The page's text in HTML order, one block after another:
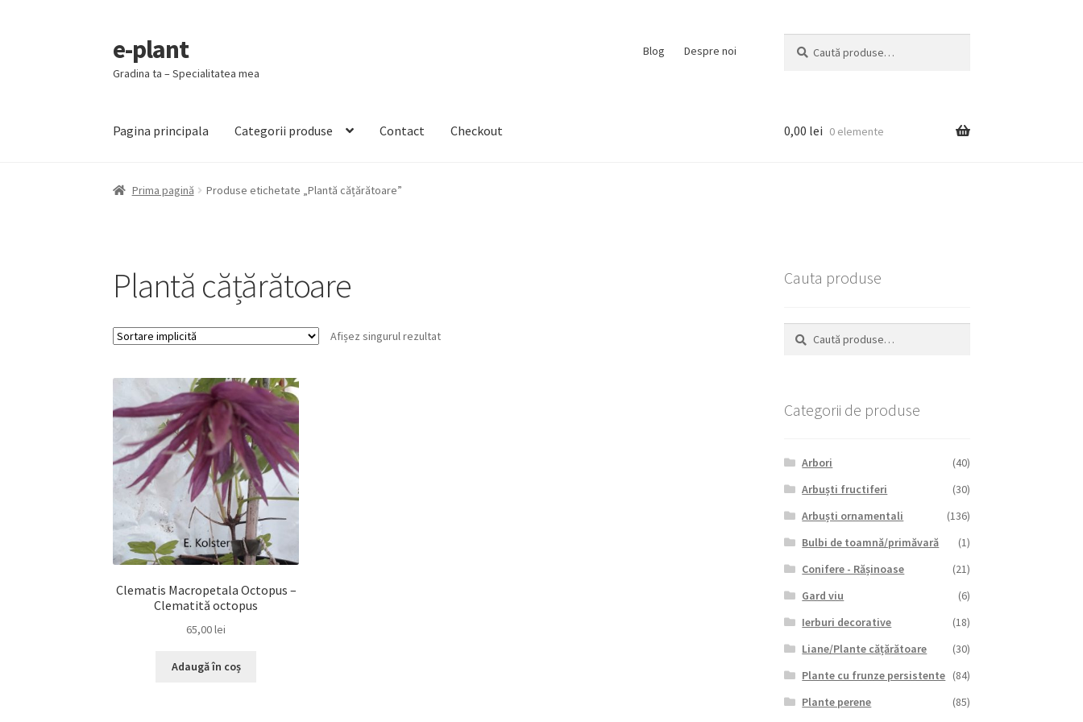
Sari
la
navigare
Sari
la
conținut
e-plant
Gradina ta – Specialitatea mea
Blog Despre noi
după:
Pagina principala Categorii produse Contact Checkout 0,00 lei 0 elemente
Prima pagină Produse etichetate „Plantă cățărătoare”
Plantă cățărătoare
Afișez singurul rezultat
Clematis Macropetala Octopus –
Clematită octopus
65,00lei
Adaugă în coș
Cauta produse
Caută
după:
Caută
Categorii de produse
Arbori
(40)
Arbuști fructiferi
(30)
Arbuști ornamentali
(136)
Bulbi de toamnă/primăvară
(1)
Conifere - Rășinoase
(21)
Gard viu
(6)
Ierburi decorative
(18)
Liane/Plante cățărătoare
(30)
Plante cu frunze persistente (84)
Plante perene
(85)